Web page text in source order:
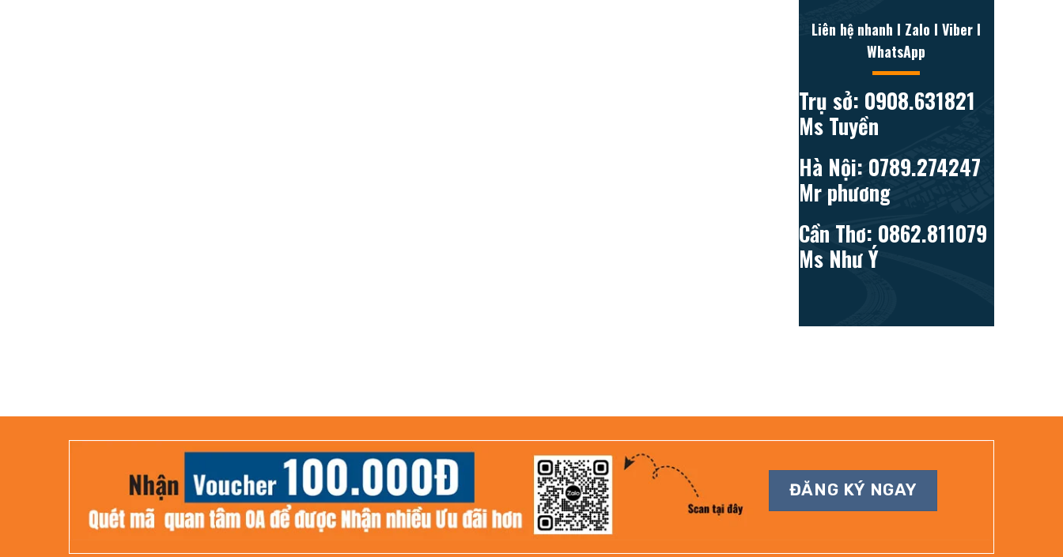
Liên hệ nhanh l Zalo l Viber l
WhatsApp
Trụ sở: 0908.631821
Ms Tuyền
Hà Nội: 0789.274247
Mr phương
Cần Thơ: 0862.811079
Ms Như Ý
ĐĂNG KÝ NGAY